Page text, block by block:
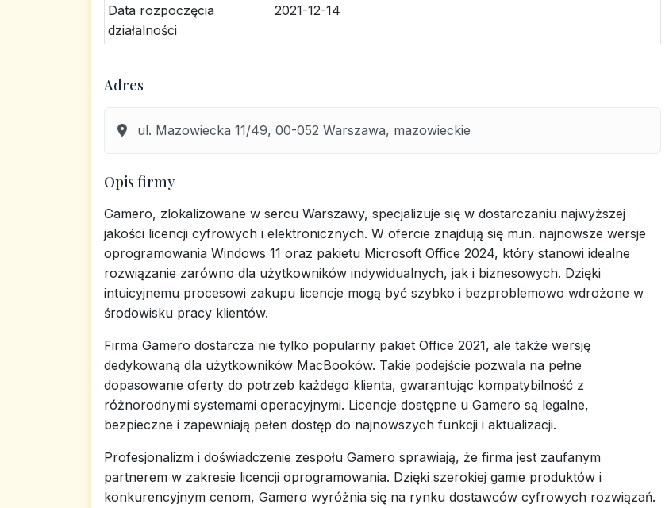
Data rozpoczęcia
działalności
2021-12-14
Adres
ul. Mazowiecka 11/49, 00-052 Warszawa, mazowieckie
Opis firmy
Gamero, zlokalizowane w sercu Warszawy, specjalizuje się w dostarczaniu najwyższej
jakości licencji cyfrowych i elektronicznych. W ofercie znajdują się m.in. najnowsze wersje
oprogramowania Windows 11 oraz pakietu Microsoft Office 2024, który stanowi idealne
rozwiązanie zarówno dla użytkowników indywidualnych, jak i biznesowych. Dzięki
intuicyjnemu procesowi zakupu licencje mogą być szybko i bezproblemowo wdrożone w
środowisku pracy klientów.
Firma Gamero dostarcza nie tylko popularny pakiet Office 2021, ale także wersję
dedykowaną dla użytkowników MacBooków. Takie podejście pozwala na pełne
dopasowanie oferty do potrzeb każdego klienta, gwarantując kompatybilność z
różnorodnymi systemami operacyjnymi. Licencje dostępne u Gamero są legalne,
bezpieczne i zapewniają pełen dostęp do najnowszych funkcji i aktualizacji.
Profesjonalizm i doświadczenie zespołu Gamero sprawiają, że firma jest zaufanym
partnerem w zakresie licencji oprogramowania. Dzięki szerokiej gamie produktów i
konkurencyjnym cenom, Gamero wyróżnia się na rynku dostawców cyfrowych rozwiązań.